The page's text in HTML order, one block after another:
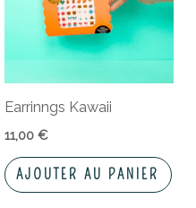
Earrinngs Kawaii
11,00 €
AJOUTER AU PANIER